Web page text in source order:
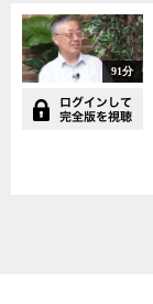
91分